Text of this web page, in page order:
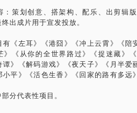
：策划创意、搭架构、配乐、出剪辑
出成片用于宣发投放。
有《左耳》《港囧》《冲上云霄》《
》《从你的全世界路过》《捉迷藏》
谭》《解码游戏》《夜天子》《月半爱
小平》《活色生香》《回家的路有多
分代表性项目。